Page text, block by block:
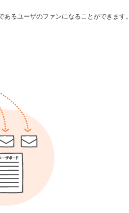
るユーザのファンになることができます。